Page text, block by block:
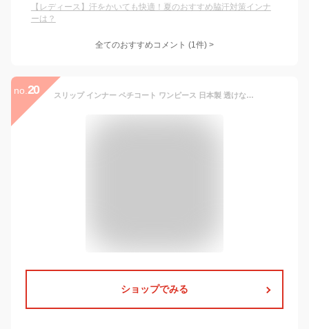
【レディース】汗をかいても快適！夏のおすすめ脇汗対策インナ
ーは？
全てのおすすめコメント (1件) >
no. 20 スリップ インナー ペチコート ワンピース 日本製 透けない 透け防止 フルダル スカート ランジェリー キャミソールM L 丈75cm 85cm 全3色 (黒 白 インナースカート 透け防止 静電気防止 ベージュ 裏地 インナーペチコート レディース)
ショップでみる